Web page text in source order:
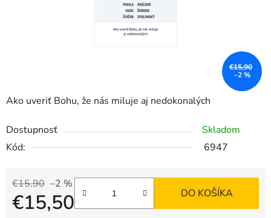
Ako uveriť Bohu, že nás miluje aj nedokonalých
Dostupnosť
Skladom
Kód:
6947
€15,90 –2 %
€15,50 DO KOŠÍKA
€15,90
–2 %